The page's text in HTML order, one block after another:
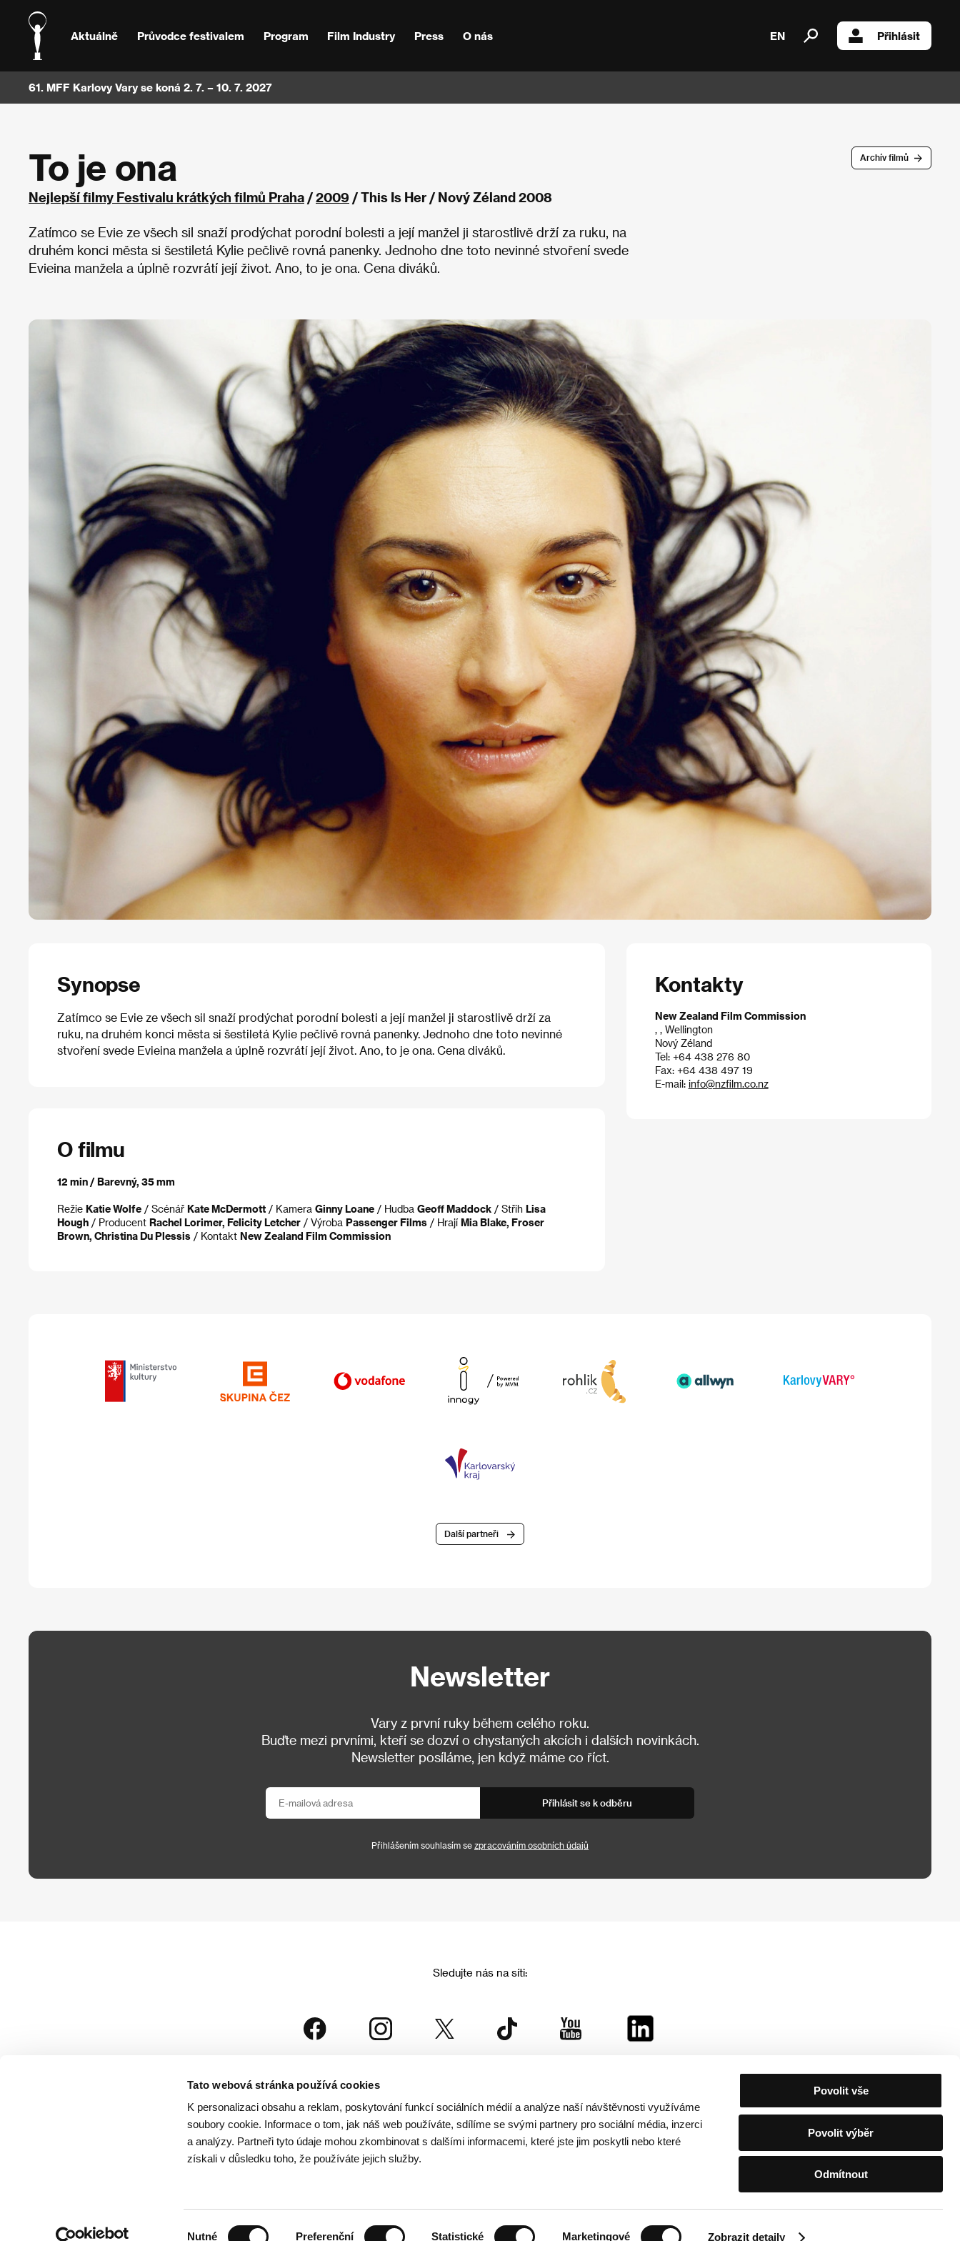
Tato webová stránka používá cookies
K personalizaci obsahu a reklam, poskytování funkcí sociálních médií a analýze naší návštěvnosti využíváme
soubory cookie. Informace o tom, jak náš web používáte, sdílíme se svými partnery pro sociální média, inzerci
a analýzy. Partneři tyto údaje mohou zkombinovat s dalšími informacemi, které jste jim poskytli nebo které
získali v důsledku toho, že používáte jejich služby.
Nutné Preferenční Statistické Marketingové Zobrazit detaily
Povolit vše
Povolit výběr
Odmítnout
Aktuálně Průvodce festivalem Program Film Industry Press O nás EN Přihlásit
61. MFF Karlovy Vary se koná 2. 7. – 10. 7. 2027
Archív filmů
To je ona
Nejlepší filmy Festivalu krátkých filmů Praha /2009 / This Is Her / Nový Zéland 2008
Zatímco se Evie ze všech sil snaží prodýchat porodní bolesti a její manžel ji starostlivě drží za ruku, na
druhém konci města si šestiletá Kylie pečlivě rovná panenky. Jednoho dne toto nevinné stvoření svede
Evieina manžela a úplně rozvrátí její život. Ano, to je ona. Cena diváků.
Synopse
Zatímco se Evie ze všech sil snaží prodýchat porodní bolesti a její manžel ji starostlivě drží za
ruku, na druhém konci města si šestiletá Kylie pečlivě rovná panenky. Jednoho dne toto nevinné
stvoření svede Evieina manžela a úplně rozvrátí její život. Ano, to je ona. Cena diváků.
O filmu
12 min / Barevný, 35 mm
Režie Katie Wolfe / Scénář Kate McDermott / Kamera Ginny Loane / Hudba Geoff Maddock / Střih Lisa
Hough / Producent Rachel Lorimer, Felicity Letcher / Výroba Passenger Films / Hrají Mia Blake, Froser
Brown, Christina Du Plessis / Kontakt New Zealand Film Commission
Kontakty
New Zealand Film Commission
, , Wellington
Nový Zéland
Tel: +64 438 276 80
Fax: +64 438 497 19
E-mail: info@nzfilm.co.nz
Další partneři
Newsletter
Vary z první ruky během celého roku.
Buďte mezi prvními, kteří se dozví o chystaných akcích i dalších novinkách.
Newsletter posíláme, jen když máme co říct.
Přihlásit se k odběru
Přihlášením souhlasím se zpracováním osobních údajů
Sledujte nás na síti:
je součástí rodiny KVIFF Group, která zastřešuje i další projekty: